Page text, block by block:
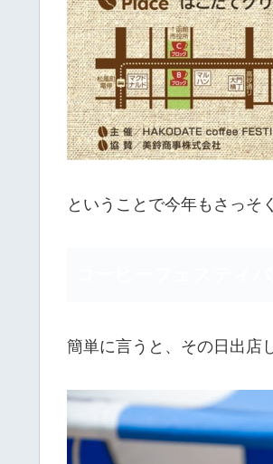
ということで今年もさっそ
簡単に言うと、その日出店